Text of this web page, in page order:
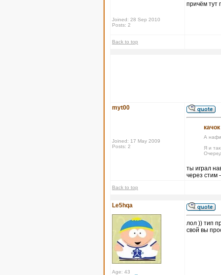
Joined: 28 Sep 2010
Posts: 2
причём тут
Back to top
myt00
Joined: 17 May 2009
Posts: 2
А
Я и
ты играл
через стим
Back to top
Le5hqa
Age: 43
лол )) тип
свой вы